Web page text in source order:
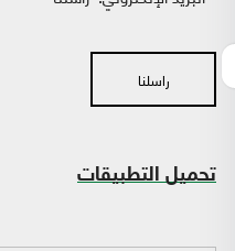
راسلنا
تحميل التطبيقات